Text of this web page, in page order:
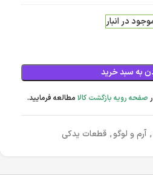
در انبار
به سبد خرید
صفحه رویه بازگشت کالا مطالعه فرمایید.
, آرم و لوگو, قطعات یدکی